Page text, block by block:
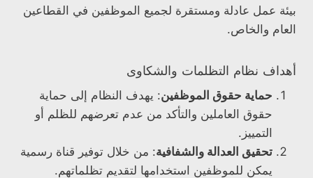
بيئة عمل عادلة ومستقرة لجميع الموظفين في القطاعين
العام والخاص.
أهداف نظام التظلمات والشكاوى
حماية حقوق الموظفين: يهدف النظام إلى حماية
حقوق العاملين والتأكد من عدم تعرضهم للظلم أو
التمييز.
تحقيق العدالة والشفافية: من خلال توفير قناة رسمية
يمكن للموظفين استخدامها لتقديم تظلماتهم.